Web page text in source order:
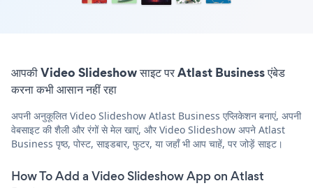
आपकी Video Slideshow साइट पर Atlast Business एंबेड
करना कभी आसान नहीं रहा
अपनी अनुकूलित Video Slideshow Atlast Business एप्लिकेशन बनाएं, अपनी
वेबसाइट की शैली और रंगों से मेल खाएं, और Video Slideshow अपने Atlast
Business पृष्ठ, पोस्ट, साइडबार, फुटर, या जहाँ भी आप चाहें, पर जोड़ें साइट।
How To Add a Video Slideshow App on Atlast